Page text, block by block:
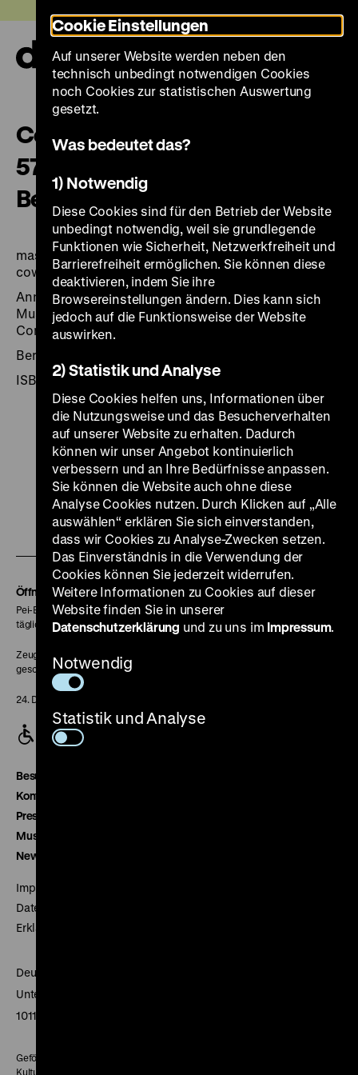
zum
Seiteninhalt
springen
Conference theme "On men ...":
57th Annual General Meeting in
Berlin
masculine dress code; from the ancient greeks to
cowboys
Annual general meeting / International Commitee for
Museums and Collections of Costume, ICOM Costume
Commitee, Bd. 57
Berlin: DHM [u.a.], 116 Seiten: zahlr. Ill.
ISBN 3-86102-138-2
Zu
unserer
Instagram
Seite
Zu
unserer
YouTube
Seite
Zu
unserer
Facebook
Seite
Zu
unserer
LinkedIn
Seite
Zu
Seite
Zu
unserer
Soundcloud
Seite
Öffnungszeiten
Pei-Bau:
täglich 10-18 Uhr
Zeughaus:
geschlossen
24. Dezember geschlossen
Besucherservice
Kontakt
Presse
Museumsverein
Newsletter
Impressum
Datenschutz
Erklärung digitale Barrierefreiheit
Deutsches Historisches Museum
Unter den Linden 2
10117 Berlin
Gefördert mit Mitteln des Beauftragten der Bundesregierung für
Kultur und Medien
Cookie Einstellungen
Auf unserer Website werden neben den
technisch unbedingt notwendigen Cookies
noch Cookies zur statistischen Auswertung
gesetzt.
Was bedeutet das?
1) Notwendig
Diese Cookies sind für den Betrieb der Website
unbedingt notwendig, weil sie grundlegende
Funktionen wie Sicherheit, Netzwerkfreiheit und
Barrierefreiheit ermöglichen. Sie können diese
deaktivieren, indem Sie ihre
Browsereinstellungen ändern. Dies kann sich
jedoch auf die Funktionsweise der Website
auswirken.
2) Statistik und Analyse
Diese Cookies helfen uns, Informationen über
die Nutzungsweise und das Besucherverhalten
auf unserer Website zu erhalten. Dadurch
können wir unser Angebot kontinuierlich
verbessern und an Ihre Bedürfnisse anpassen.
Sie können die Website auch ohne diese
Analyse Cookies nutzen. Durch Klicken auf „Alle
auswählen“ erklären Sie sich einverstanden,
dass wir Cookies zu Analyse-Zwecken setzen.
Das Einverständnis in die Verwendung der
Cookies können Sie jederzeit widerrufen.
Weitere Informationen zu Cookies auf dieser
Website finden Sie in unserer
Datenschutzerklärung und zu uns im Impressum.
Notwendig
Statistik und Analyse